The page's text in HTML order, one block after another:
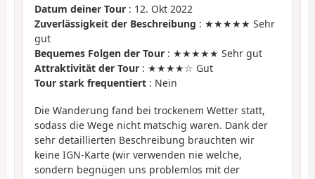
Datum deiner Tour : 12. Okt 2022
Zuverlässigkeit der Beschreibung : ★★★★★ Sehr
gut
Bequemes Folgen der Tour : ★★★★★ Sehr gut
Attraktivität der Tour : ★★★★☆ Gut
Tour stark frequentiert : Nein
Die Wanderung fand bei trockenem Wetter statt,
sodass die Wege nicht matschig waren. Dank der
sehr detaillierten Beschreibung brauchten wir
keine IGN-Karte (wir verwenden nie welche,
sondern begnügen uns problemlos mit der